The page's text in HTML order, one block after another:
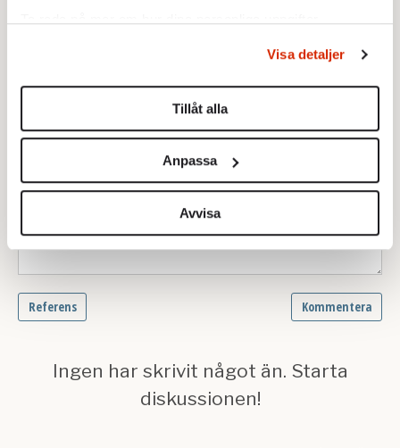
Du kan ändra eller dra tillbaka ditt samtycke när som
helst från cookie-förklaringen.
Vi använder enhetsidentifierare för att anpassa innehållet
för sociala medier och analysera vår trafik. Vi
vidarebefordrar även sådana identifierare och annan
information från din enhet till de sociala medier och
annons- och analysföretag som vi samarbetar med.
Dessa kan i sin tur kombinera informationen med annan
information som du har tillhandahållit eller som de har
samlat in när du har använt deras tjänster.
Om du vill läsa mer om hur vi hanterar personuppgifter
Visa detaljer
Tillåt alla
Anpassa
Avvisa
oss svenskar.